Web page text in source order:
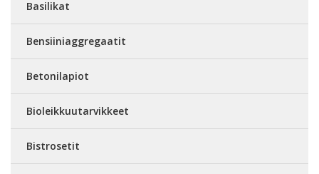
Basilikat
Bensiiniaggregaatit
Betonilapiot
Bioleikkuutarvikkeet
Bistrosetit